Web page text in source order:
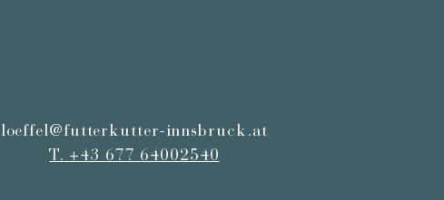
loeffel@futterkutter-innsbruck.at
T. +43 677 64002540